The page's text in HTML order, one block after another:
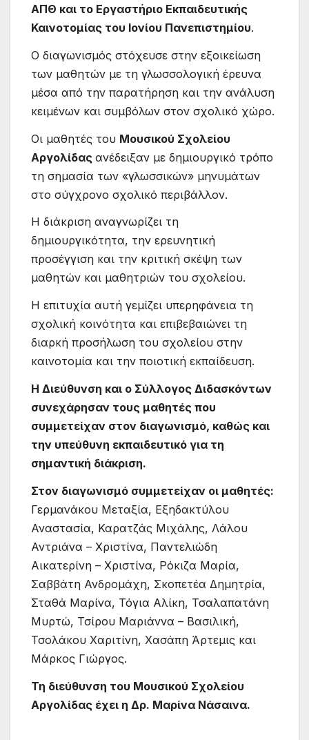
ΑΠΘ και το Εργαστήριο Εκπαιδευτικής
Καινοτομίας του Ιονίου Πανεπιστημίου.
Ο διαγωνισμός στόχευσε στην εξοικείωση
των μαθητών με τη γλωσσολογική έρευνα
μέσα από την παρατήρηση και την ανάλυση
κειμένων και συμβόλων στον σχολικό χώρο.
Οι μαθητές του Μουσικού Σχολείου
Αργολίδας ανέδειξαν με δημιουργικό τρόπο
τη σημασία των «γλωσσικών» μηνυμάτων
στο σύγχρονο σχολικό περιβάλλον.
Η διάκριση αναγνωρίζει τη
δημιουργικότητα, την ερευνητική
προσέγγιση και την κριτική σκέψη των
μαθητών και μαθητριών του σχολείου.
Η επιτυχία αυτή γεμίζει υπερηφάνεια τη
σχολική κοινότητα και επιβεβαιώνει τη
διαρκή προσήλωση του σχολείου στην
καινοτομία και την ποιοτική εκπαίδευση.
Η Διεύθυνση και ο Σύλλογος Διδασκόντων
συνεχάρησαν τους μαθητές που
συμμετείχαν στον διαγωνισμό, καθώς και
την υπεύθυνη εκπαιδευτικό για τη
σημαντική διάκριση.
Στον διαγωνισμό συμμετείχαν οι μαθητές:
Γερμανάκου Μεταξία, Εξηδακτύλου
Αναστασία, Καρατζάς Μιχάλης, Λάλου
Αντριάνα – Χριστίνα, Παντελιώδη
Αικατερίνη – Χριστίνα, Ρόκιζα Μαρία,
Σαββάτη Ανδρομάχη, Σκοπετέα Δημητρία,
Σταθά Μαρίνα, Τόγια Αλίκη, Τσαλαπατάνη
Μυρτώ, Τσίρου Μαριάννα – Βασιλική,
Τσολάκου Χαριτίνη, Χασάπη Άρτεμις και
Μάρκος Γιώργος.
Τη διεύθυνση του Μουσικού Σχολείου
Αργολίδας έχει η Δρ. Μαρίνα Νάσαινα.